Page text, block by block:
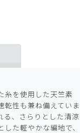
糸を使用した天竺素
乾性も兼ね備えていま
る、さらりとした清涼
た軽やかな編地で、